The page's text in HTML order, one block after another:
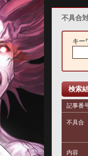
不具合
キー
検索
記事番
不具合
内容